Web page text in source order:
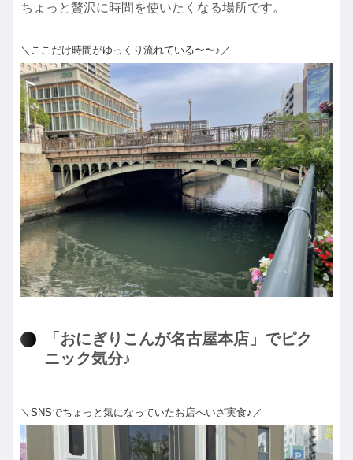
ちょっと贅沢に時間を使いたくなる場所です。
＼ここだけ時間がゆっくり流れている〜〜♪／
「おにぎりこんが名古屋本店」でピク
ニック気分♪
＼SNSでちょっと気になっていたお店へいざ実食♪／